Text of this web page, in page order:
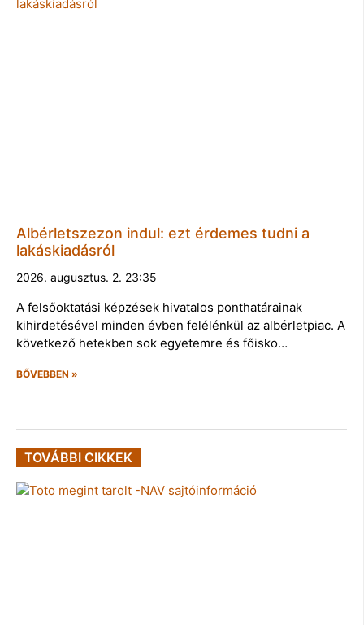
Albérletszezon indul: ezt érdemes tudni a
lakáskiadásról
2026. augusztus. 2. 23:35
A felsőoktatási képzések hivatalos ponthatárainak
kihirdetésével minden évben felélénkül az albérletpiac. A
következő hetekben sok egyetemre és főisko…
BŐVEBBEN »
TOVÁBBI CIKKEK